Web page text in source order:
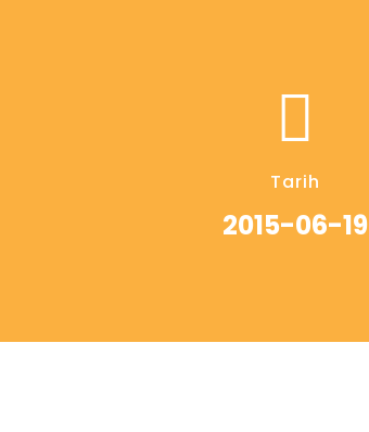
Tarih
2015-06-19